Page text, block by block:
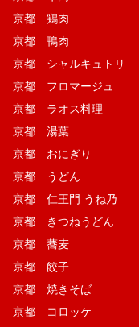
京都 鶏肉
京都 鴨肉
京都 シャルキュトリ
京都 フロマージュ
京都 ラオス料理
京都 湯葉
京都 おにぎり
京都 うどん
京都 仁王門 うね乃
京都 きつねうどん
京都 蕎麦
京都 餃子
京都 焼きそば
京都 コロッケ